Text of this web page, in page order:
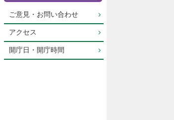
ご意見・お問い合わせ
アクセス
開庁日・開庁時間